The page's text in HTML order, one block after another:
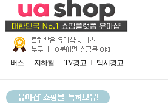
버스 지하철 TV광고 택시광고